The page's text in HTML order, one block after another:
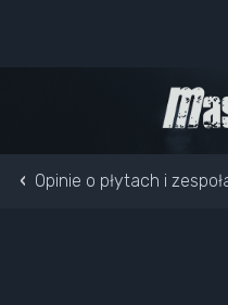
Opinie o płytach i